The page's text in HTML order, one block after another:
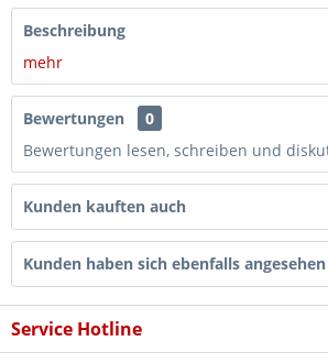
Beschreibung
mehr
Bewertungen
0
Bewertungen lesen, schreiben und
Kunden kauften auch
Kunden haben sich ebenfalls angesehen
Service Hotline